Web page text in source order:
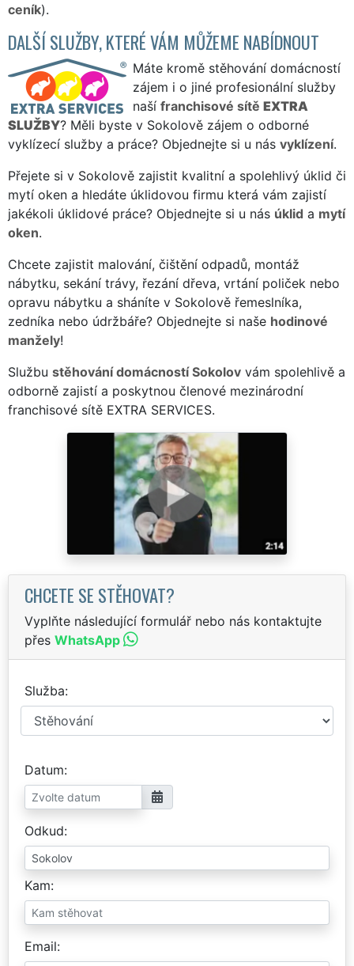
ceník).
DALŠÍ SLUŽBY, KTERÉ VÁM MŮŽEME NABÍDNOUT
Máte kromě stěhování domácností
zájem i o jiné profesionální služby
naší franchisové sítě EXTRA
SLUŽBY? Měli byste v Sokolově zájem o odborné
vyklízecí služby a práce? Objednejte si u nás vyklízení.
Přejete si v Sokolově zajistit kvalitní a spolehlivý úklid či
mytí oken a hledáte úklidovou firmu která vám zajistí
jakékoli úklidové práce? Objednejte si u nás úklid a mytí
oken.
Chcete zajistit malování, čištění odpadů, montáž
nábytku, sekání trávy, řezání dřeva, vrtání poliček nebo
opravu nábytku a sháníte v Sokolově řemeslníka,
zedníka nebo údržbáře? Objednejte si naše hodinové
manžely!
Službu stěhování domácností Sokolov vám spolehlivě a
odborně zajistí a poskytnou členové mezinárodní
franchisové sítě EXTRA SERVICES.
CHCETE SE STĚHOVAT?
Vyplňte následující formulář nebo nás kontaktujte
přes WhatsApp
Služba
Datum
Odkud
Kam
Email